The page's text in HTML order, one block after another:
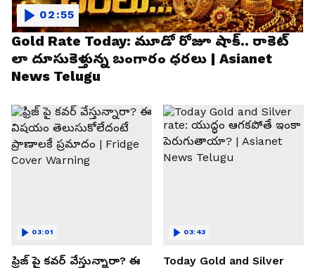
Gold Rate Today: మూడో రోజూ షాక్.. రాకెట్
లా దూసుకెళ్తున్న బంగారం ధరలు | Asianet
News Telugu
02:55
ఫ్రిజ్ పై కవర్ వేస్తున్నారా? ఈ
03:01
Today Gold and Silver
03:43